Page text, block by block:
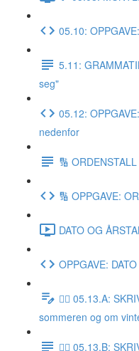
05.10:
5.11:
seg"
05.12:
nedenfor
🔢 ORDENSTALL
🔢 OPPGAVE:
DATO OG
OPPGAVE:
✍🏼 05.13.A:
sommeren og om
✍🏼 05.13.B: